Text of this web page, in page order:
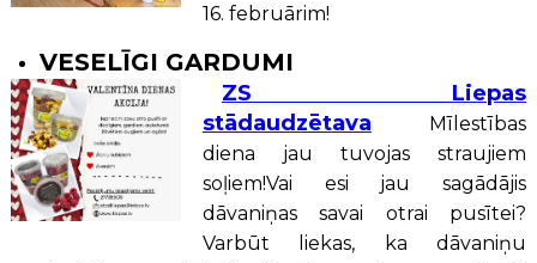
16. februārim!
VESELĪGI GARDUMI
ZS Liepas
stādaudzētava Mīlestības
diena jau tuvojas straujiem
soļiem!Vai esi jau sagādājis
dāvaniņas savai otrai pusītei?
Varbūt liekas, ka dāvaniņu